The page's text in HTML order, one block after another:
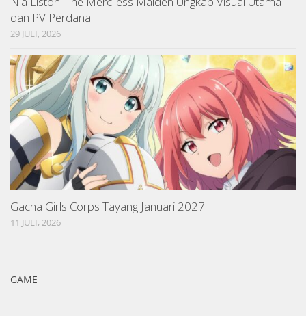
dan PV Perdana
29 JULI, 2026
Gacha Girls Corps Tayang Januari 2027
11 JULI, 2026
GAME